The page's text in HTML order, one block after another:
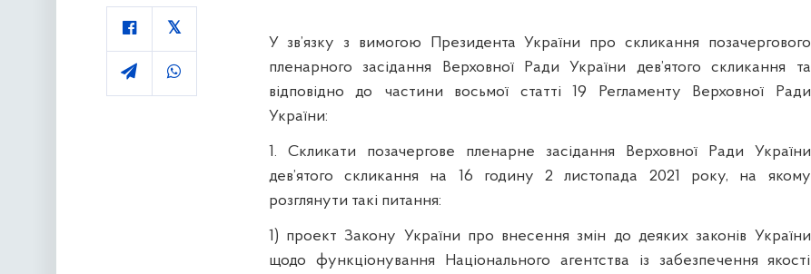
У зв’язку з вимогою Президента України про скликання позачергового
пленарного засідання Верховної Ради України дев’ятого скликання та
відповідно до частини восьмої статті 19 Регламенту Верховної Ради
України:
1. Скликати позачергове пленарне засідання Верховної Ради України
дев’ятого скликання на 16 годину 2 листопада 2021 року, на якому
розглянути такі питання:
1) проект Закону України про внесення змін до деяких законів України
щодо функціонування Національного агентства із забезпечення якості